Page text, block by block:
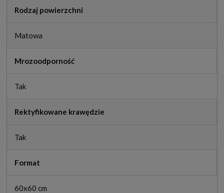
Rodzaj powierzchni
Matowa
Mrozoodporność
Tak
Rektyfikowane krawędzie
Tak
Format
60x60 cm